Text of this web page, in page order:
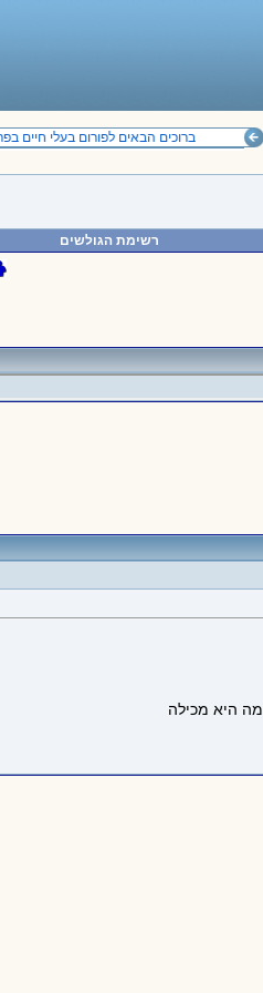
ברוכים הבאים לפורום בעלי חיים
רשימת הגולשים